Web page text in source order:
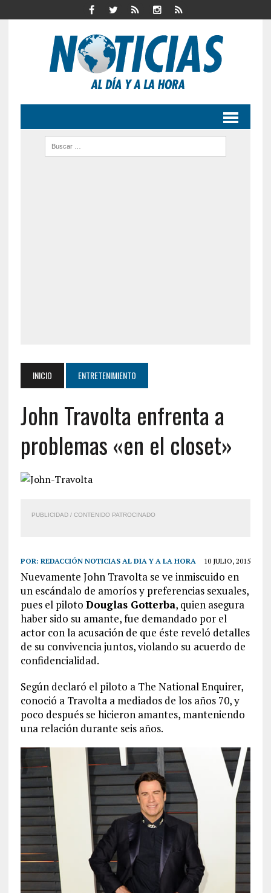
INICIO ENTRETENIMIENTO
John Travolta enfrenta a
problemas «en el closet»
PUBLICIDAD / CONTENIDO PATROCINADO
POR: REDACCIÓN NOTICIAS AL DIA Y A LA HORA 10 JULIO, 2015
Nuevamente John Travolta se ve inmiscuido en
un escándalo de amoríos y preferencias sexuales,
pues el piloto Douglas Gotterba, quien asegura
haber sido su amante, fue demandado por el
actor con la acusación de que éste reveló detalles
de su convivencia juntos, violando su acuerdo de
confidencialidad.
Según declaró el piloto a The National Enquirer,
conoció a Travolta a mediados de los años 70, y
poco después se hicieron amantes, manteniendo
una relación durante seis años.